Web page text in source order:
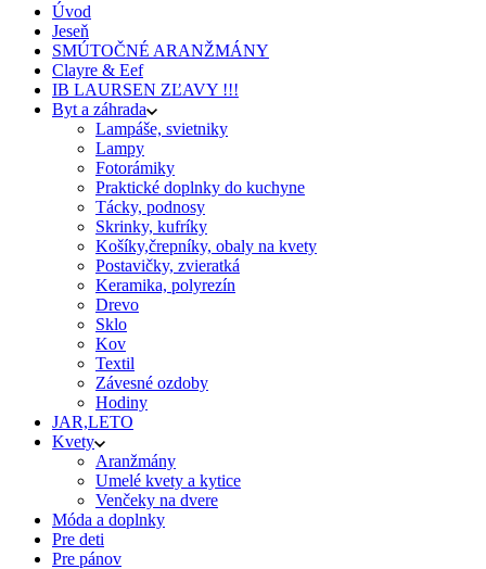
Úvod
Jeseň
SMÚTOČNÉ ARANŽMÁNY
Clayre & Eef
IB LAURSEN ZĽAVY !!!
Byt a záhrada
Lampáše, svietniky
Lampy
Fotorámiky
Praktické doplnky do kuchyne
Tácky, podnosy
Skrinky, kufríky
Košíky,črepníky, obaly na kvety
Postavičky, zvieratká
Keramika, polyrezín
Drevo
Sklo
Kov
Textil
Závesné ozdoby
Hodiny
JAR,LETO
Kvety
Aranžmány
Umelé kvety a kytice
Venčeky na dvere
Móda a doplnky
Pre deti
Pre pánov